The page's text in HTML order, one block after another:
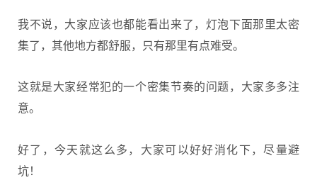
我不说，大家应该也都能看出来了，灯泡下面那里太密
集了，其他地方都舒服，只有那里有点难受。
这就是大家经常犯的一个密集节奏的问题，大家多多注
意。
好了，今天就这么多，大家可以好好消化下，尽量避
坑！